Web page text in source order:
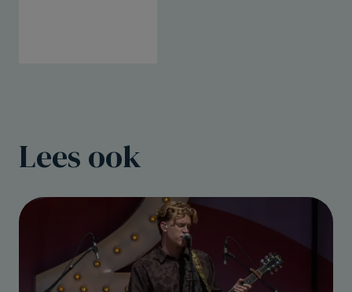
Lees ook